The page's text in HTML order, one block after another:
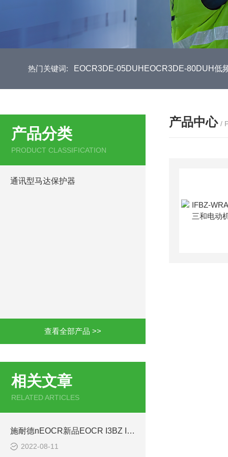
热门关键词: EOCR3DE-05DUHEOCR3DE-80DUH低
产品分类
PRODUCT CLASSIFICATION
通讯型马达保护器
查看全部产品 >>
相关文章
RELATED ARTICLES
施耐德nEOCR新品EOCR I3BZ IFBZ旧新更换表
2022-08-11
产品中心 /